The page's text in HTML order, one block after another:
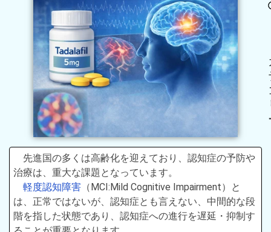
先進国の多くは高齢化を迎えており、認知症の予防や
治療は、重大な課題となっています。
軽度認知障害 （MCI:Mild Cognitive Impairment）と
は、正常ではないが、認知症とも言えない、中間的な段
階を指した状態であり、認知症への進行を遅延・抑制す